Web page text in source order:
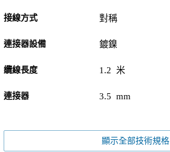
接線方式 對稱
連接器設備 鍍鎳
纜線長度 1.2 米
連接器 3.5 mm
顯示全部技術規格